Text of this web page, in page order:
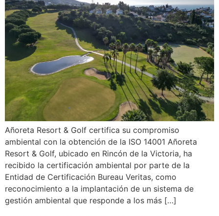
Añoreta Resort & Golf certifica su compromiso
ambiental con la obtención de la ISO 14001 Añoreta
Resort & Golf, ubicado en Rincón de la Victoria, ha
recibido la certificación ambiental por parte de la
Entidad de Certificación Bureau Veritas, como
reconocimiento a la implantación de un sistema de
gestión ambiental que responde a los más […]